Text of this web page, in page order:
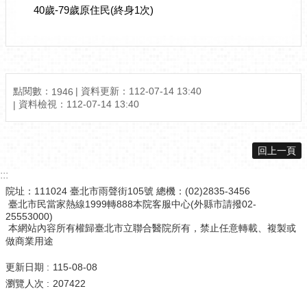
40歲-79歲原住民(終身1次)
點閱數： 1946 資料更新： 112-07-14 13:40
資料檢視： 112-07-14 13:40
回上一頁
:::
院址：111024 臺北市雨聲街105號 總機：(02)2835-3456
臺北市民當家熱線1999轉888本院客服中心(外縣市請撥02-
25553000)
本網站內容所有權歸臺北市立聯合醫院所有，禁止任意轉載、複製或
做商業用途
更新日期
115-08-08
瀏覽人次
207422